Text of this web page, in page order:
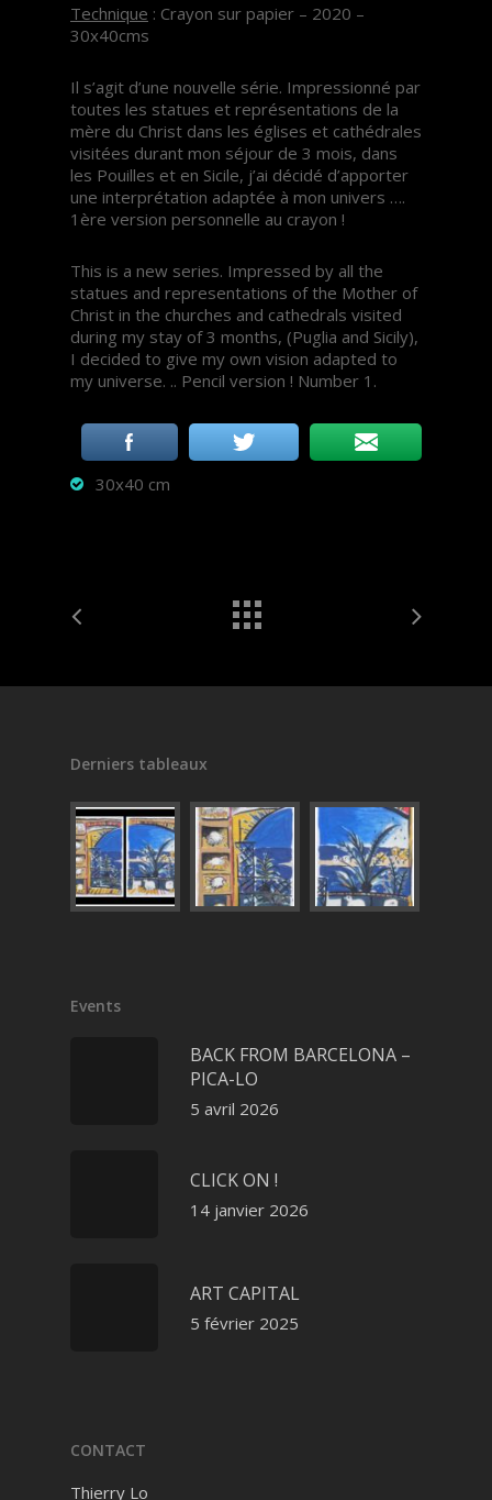
Technique : Crayon sur papier – 2020 –
30x40cms
Il s’agit d’une nouvelle série. Impressionné par
toutes les statues et représentations de la
mère du Christ dans les églises et cathédrales
visitées durant mon séjour de 3 mois, dans
les Pouilles et en Sicile, j’ai décidé d’apporter
une interprétation adaptée à mon univers ….
1ère version personnelle au crayon !
This is a new series. Impressed by all the
statues and representations of the Mother of
Christ in the churches and cathedrals visited
during my stay of 3 months, (Puglia and Sicily),
I decided to give my own vision adapted to
my universe. .. Pencil version ! Number 1.
30x40 cm
Derniers tableaux
Events
BACK FROM BARCELONA –
PICA-LO
5 avril 2026
CLICK ON !
14 janvier 2026
ART CAPITAL
5 février 2025
CONTACT
Thierry Lo